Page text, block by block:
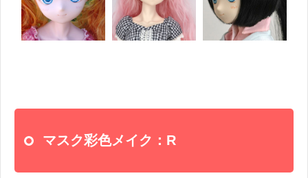
マスク彩色メイク：R